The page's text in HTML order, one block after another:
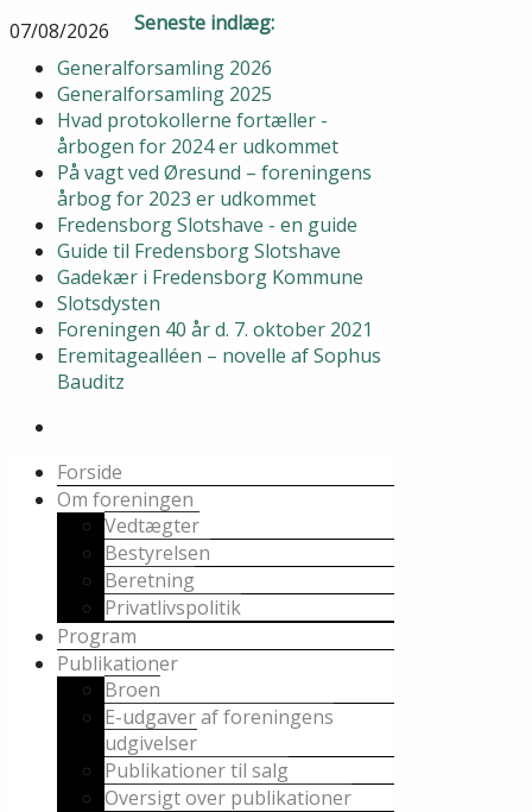
07/08/2026
Seneste indlæg:
Generalforsamling 2026
Generalforsamling 2025
Hvad protokollerne fortæller -
årbogen for 2024 er udkommet
På vagt ved Øresund – foreningens
årbog for 2023 er udkommet
Fredensborg Slotshave - en guide
Guide til Fredensborg Slotshave
Gadekær i Fredensborg Kommune
Slotsdysten
Foreningen 40 år d. 7. oktober 2021
Eremitagealléen – novelle af Sophus
Bauditz
Forside
Om foreningen
Vedtægter
Bestyrelsen
Beretning
Privatlivspolitik
Program
Publikationer
Broen
E-udgaver af foreningens
udgivelser
Publikationer til salg
Oversigt over publikationer